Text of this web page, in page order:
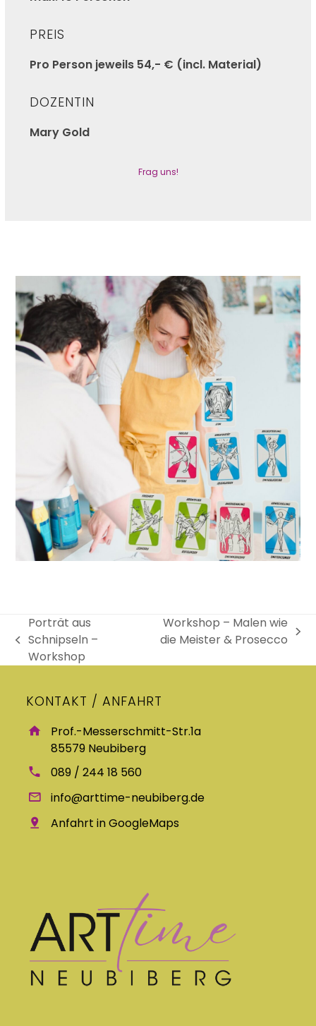
PREIS
Pro Person jeweils 54,- € (incl. Material)
DOZENTIN
Mary Gold
Frag uns!
vorheriger
Beitrag:
Porträt aus
Schnipseln –
Workshop
Nächster
Workshop – Malen wie
die Meister & Prosecco
KONTAKT / ANFAHRT
Prof.-Messerschmitt-Str.1a
85579 Neubiberg
089 / 244 18 560
info@arttime-neubiberg.de
Anfahrt in GoogleMaps